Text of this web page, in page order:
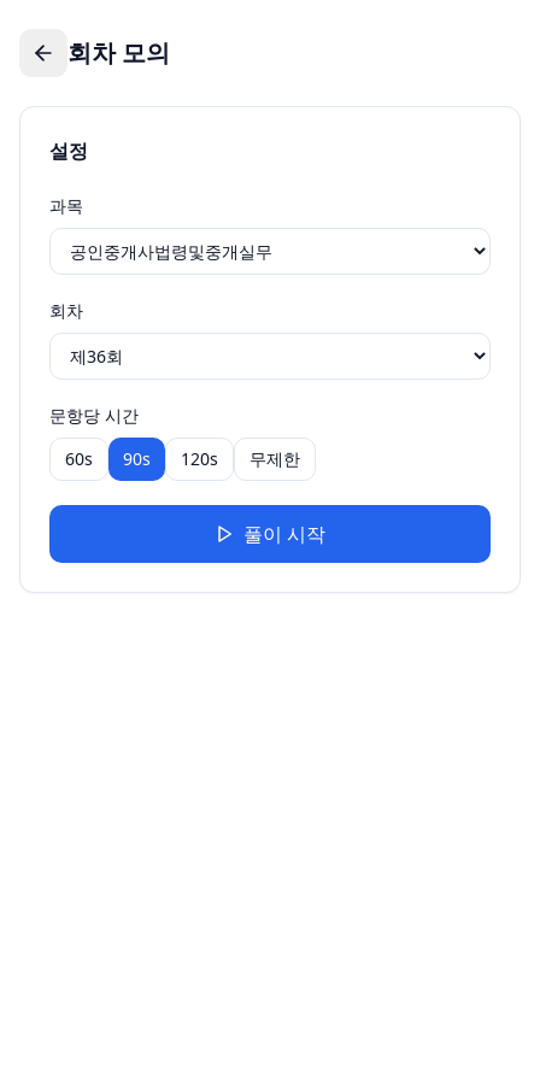
회차 모의
설정
과목
회차
문항당 시간
60s
90s 120s 무제한
풀이 시작